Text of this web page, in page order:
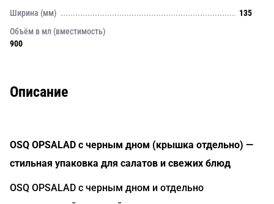
Ширина (мм)
135
Объём в мл (вместимость)
900
Описание
OSQ OPSALAD с черным дном (крышка отдельно) —
стильная упаковка для салатов и свежих блюд
OSQ OPSALAD с черным дном и отдельно